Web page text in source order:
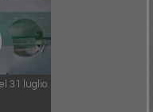
31 luglio